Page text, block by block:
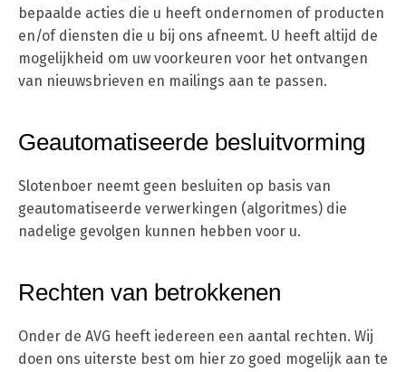
bepaalde acties die u heeft ondernomen of producten
en/of diensten die u bij ons afneemt. U heeft altijd de
mogelijkheid om uw voorkeuren voor het ontvangen
van nieuwsbrieven en mailings aan te passen.
Geautomatiseerde besluitvorming
Slotenboer neemt geen besluiten op basis van
geautomatiseerde verwerkingen (algoritmes) die
nadelige gevolgen kunnen hebben voor u.
Rechten van betrokkenen
Onder de AVG heeft iedereen een aantal rechten. Wij
doen ons uiterste best om hier zo goed mogelijk aan te